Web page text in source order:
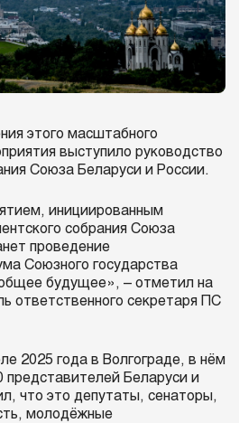
этого масштабного
выступило руководство
Союза Беларуси и России.
инициированным
собрания Союза
проведение
Союзного государства
будущее», – отметил на
ответственного секретаря ПС
2025 года в Волгограде, в нём
представителей Беларуси и
что это депутаты, сенаторы,
молодёжные